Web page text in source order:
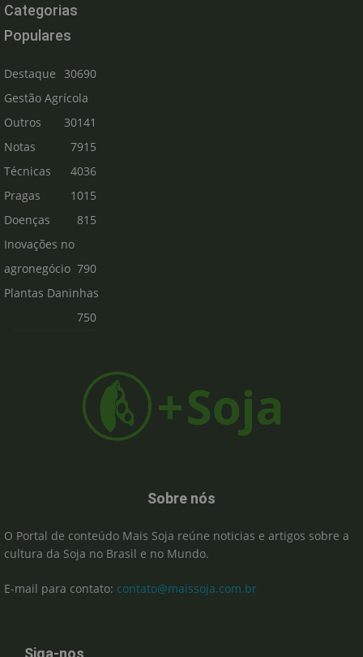
Categorias
Populares
Destaque
30690
Gestão Agrícola
30141
Outros
7915
Notas
Técnicas
4036
Pragas
1015
Doenças
815
Inovações no
agronegócio 790
Plantas Daninhas
750
Sobre nós
O Portal de conteúdo Mais Soja reúne noticias e artigos sobre a
cultura da Soja no Brasil e no Mundo.
E-mail para contato: contato@maissoja.com.br
Siga-nos